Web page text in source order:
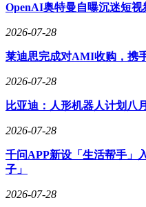
庭，从物流仓库到服务场景
革命正在悄然发生。
OpenAI奥特曼自曝沉迷短
2026-07-28
莱迪思完成对AMI收购，携
2026-07-28
比亚迪：人形机器人计划八
2026-07-28
千问APP新设「生活帮手」
子」
2026-07-28